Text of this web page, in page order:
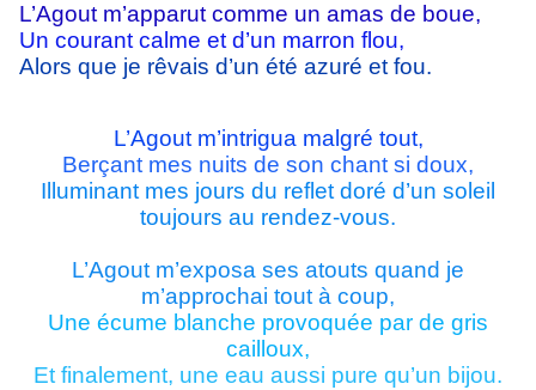
L’Agout m’apparut comme un amas de boue,
Un courant calme et d’un marron flou,
Alors que je rêvais d’un été azuré et fou.
L’Agout m’intrigua malgré tout,
Berçant mes nuits de son chant si doux,
Illuminant mes jours du reflet doré d’un soleil
toujours au rendez-vous.
L’Agout m’exposa ses atouts quand je
m’approchai tout à coup,
Une écume blanche provoquée par de gris
cailloux,
Et finalement, une eau aussi pure qu’un bijou.